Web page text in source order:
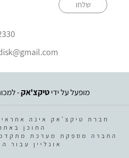
שלחו
מופעל על ידיטיקצ'אק-
חברת טיקצ'אק אינה
התוכן
החברה מספקת מערכת
אונליין עבור